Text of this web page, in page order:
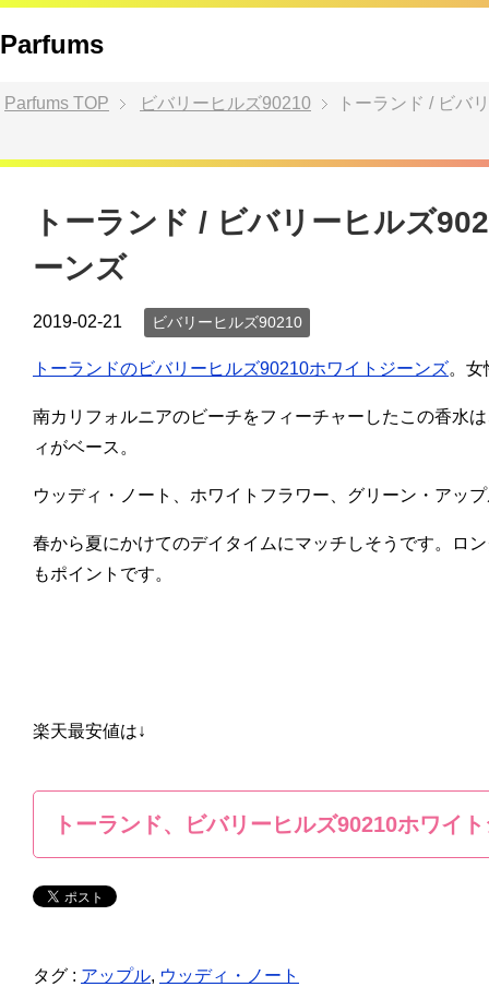
Parfums
Parfums TOP ビバリーヒルズ90210 トーランド / ビバ
トーランド / ビバリーヒルズ
ーンズ
2019-02-21 ビバリーヒルズ90210
トーランドのビバリーヒルズ90210ホワイトジーンズ。女
南カリフォルニアのビーチをフィーチャーしたこの香水
ィがベース。
ウッディ・ノート、ホワイトフラワー、グリーン・アッ
春から夏にかけてのデイタイムにマッチしそうです。ロ
もポイントです。
楽天最安値は↓
トーランド、ビバリーヒルズ90210ホワイ
タグ : アップル, ウッディ・ノート